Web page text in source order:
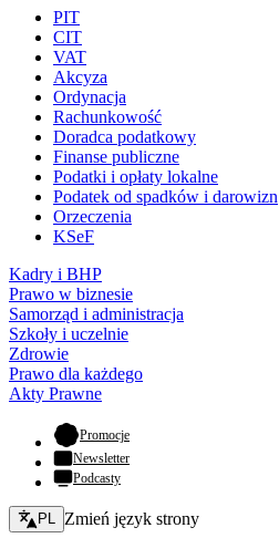
PIT
CIT
VAT
Akcyza
Ordynacja
Rachunkowość
Doradca podatkowy
Finanse publiczne
Podatki i opłaty lokalne
Podatek od spadków i darowizn
Orzeczenia
KSeF
Kadry i BHP
Prawo w biznesie
Samorząd i administracja
Szkoły i uczelnie
Zdrowie
Prawo dla każdego
Akty Prawne
Promocje- otwiera się w nowej karcie
Newsletter
Podcasty
Zmień język - bieżący:
PL Zmień język strony